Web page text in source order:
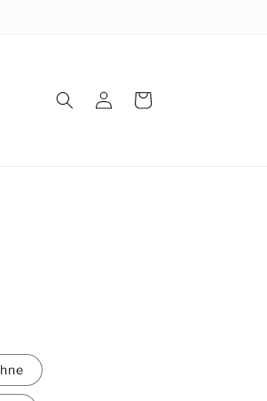
EinloggenWarenkorb